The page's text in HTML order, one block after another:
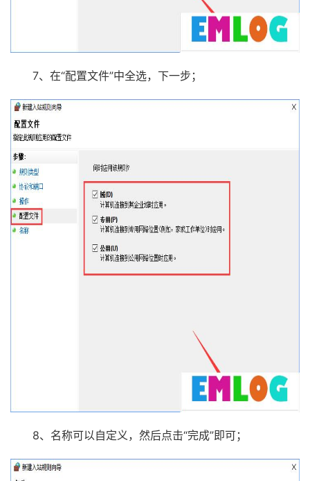
7、在“配置文件”中全选，下一步；
8、名称可以自定义，然后点击“完成”即可；